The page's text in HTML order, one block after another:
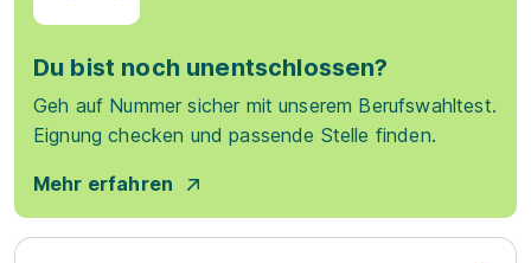
Du bist noch unentschlossen?
Geh auf Nummer sicher mit unserem Berufswahltest.
Eignung checken und passende Stelle finden.
Mehr erfahren